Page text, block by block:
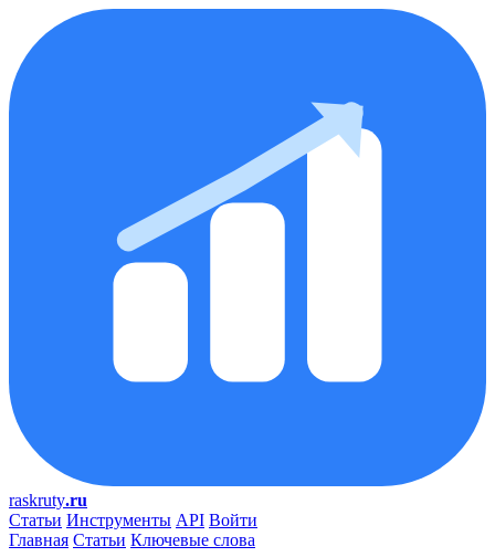
raskruty.ru
Статьи Инструменты API Войти
Главная Статьи Ключевые слова